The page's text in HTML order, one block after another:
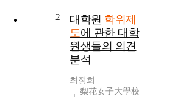
2 대학원 학위제
도에 관한 대학
원생들의 의견
분석
최정희
梨花女子大學校